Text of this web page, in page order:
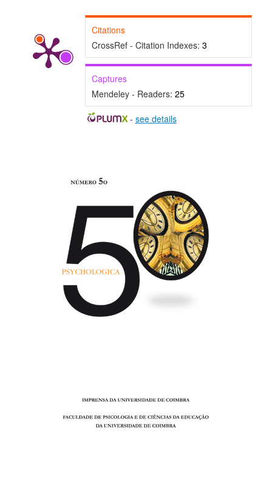
Citations
CrossRef - Citation Indexes: 3
Captures
Mendeley - Readers: 25
- see details